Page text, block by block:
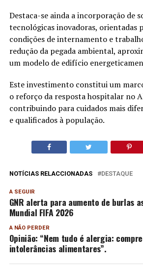
Destaca-se ainda a incorporação de
tecnológicas inovadoras, orientadas
condições de internamento e
redução da pegada ambiental,
um modelo de edifício
Este investimento constitui um
o reforço da resposta hospitalar no
contribuindo para cuidados mais
e qualificados à população.
NOTÍCIAS RELACCIONADAS DESTAQUE
A SEGUIR
GNR alerta para aumento de burlas
Mundial FIFA 2026
A NÃO PERDER
Opinião: “Nem tudo é alergia:
intolerâncias alimentares”.